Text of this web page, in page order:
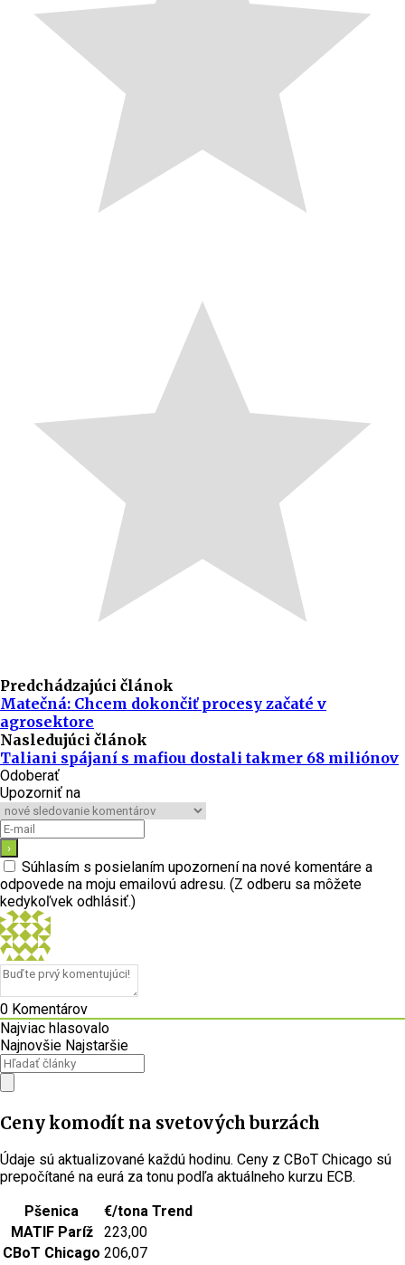
Predchádzajúci článok
Matečná: Chcem dokončiť procesy začaté v
agrosektore
Nasledujúci článok
Taliani spájaní s mafiou dostali takmer 68 miliónov
Odoberať
Upozorniť na
Súhlasím s posielaním upozornení na nové komentáre a
odpovede na moju emailovú adresu. (Z odberu sa môžete
kedykoľvek odhlásiť.)
0 Komentárov
Najviac hlasovalo
Najnovšie Najstaršie
Ceny komodít na svetových burzách
Údaje sú aktualizované každú hodinu. Ceny z CBoT Chicago sú
prepočítané na eurá za tonu podľa aktuálneho kurzu ECB.
Pšenica
€/tona Trend
MATIF Paríž
223,00
CBoT Chicago 206,07